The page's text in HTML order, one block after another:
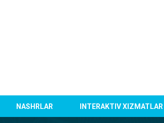
NASHRLAR INTERAKTIV XIZMATLAR